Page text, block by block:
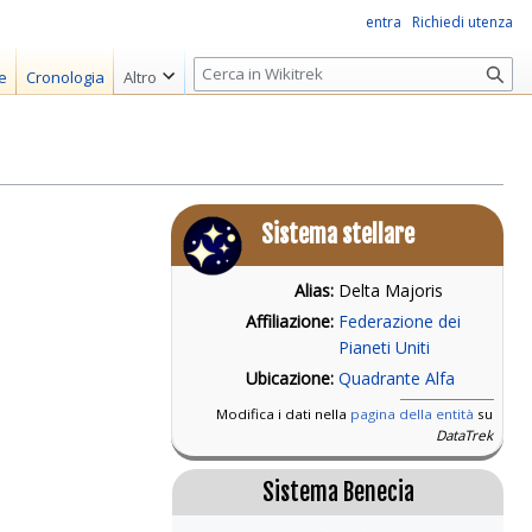
Sistema stellare
Alias: Delta Majoris
Affiliazione: Federazione dei
Pianeti Uniti
Ubicazione: Quadrante Alfa
Modifica i dati nella pagina della entità su
DataTrek
Sistema Benecia
entra Richiedi utenza
Cronologia Altro
R
i
r
c
a